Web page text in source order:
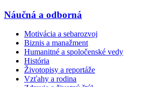
Náučná a odborná
Motivácia a sebarozvoj
Biznis a manažment
Humanitné a spoločenské vedy
História
Životopisy a reportáže
Vzťahy a rodina